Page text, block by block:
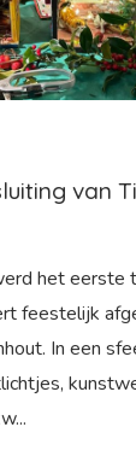
van
het eerste
feestelijk
In een